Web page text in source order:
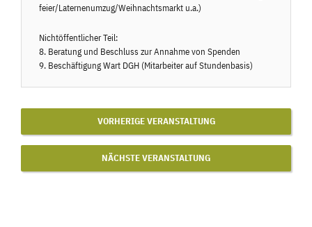
feier/Laternenumzug/Weihnachtsmarkt u.a.)
Nichtöffentlicher Teil:
8. Beratung und Beschluss zur Annahme von Spenden
9. Beschäftigung Wart DGH (Mitarbeiter auf Stundenbasis)
VORHERIGE VERANSTALTUNG
NÄCHSTE VERANSTALTUNG